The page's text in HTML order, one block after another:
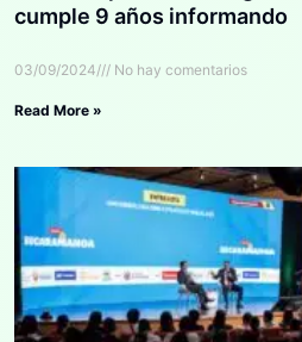
cumple 9 años informando
03/09/2024 No hay comentarios
Read More »